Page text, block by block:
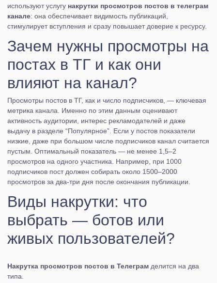
используют услугу накрутки просмотров постов в телеграм
канале: она обеспечивает видимость публикаций,
стимулирует вступления и сразу повышает доверие к ресурсу.
Зачем нужны просмотры на
постах в ТГ и как они
влияют на канал?
Просмотры постов в ТГ, как и число подписчиков, — ключевая
метрика канала. Именно по этим данным оценивают
активность аудитории, интерес рекламодателей и даже
выдачу в разделе “Популярное”. Если у постов показатели
низкие, даже при большом числе подписчиков канал считается
пустым. Оптимальный показатель — не менее 1,5–2
просмотров на одного участника. Например, при 1000
подписчиков пост должен собирать около 1500–2000
просмотров за два-три дня после окончания публикации.
Виды накрутки: что
выбрать — ботов или
живых пользователей?
Накрутка просмотров постов в Телеграм делится на два
типа.